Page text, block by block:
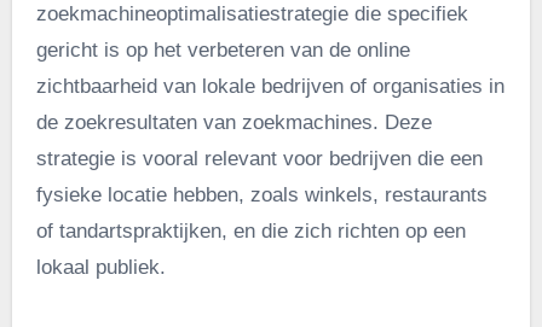
zoekmachineoptimalisatiestrategie die specifiek
gericht is op het verbeteren van de online
zichtbaarheid van lokale bedrijven of organisaties in
de zoekresultaten van zoekmachines. Deze
strategie is vooral relevant voor bedrijven die een
fysieke locatie hebben, zoals winkels, restaurants
of tandartspraktijken, en die zich richten op een
lokaal publiek.